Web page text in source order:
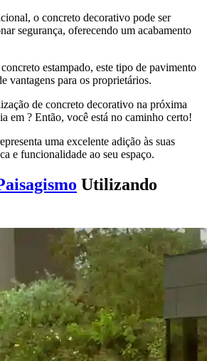
o concreto decorativo pode ser
segurança, oferecendo um acabamento
estampado, este tipo de pavimento
vantagens para os proprietários.
de concreto decorativo na próxima
em ? Então, você está no caminho certo!
uma excelente adição às suas
e funcionalidade ao seu espaço.
Utilizando